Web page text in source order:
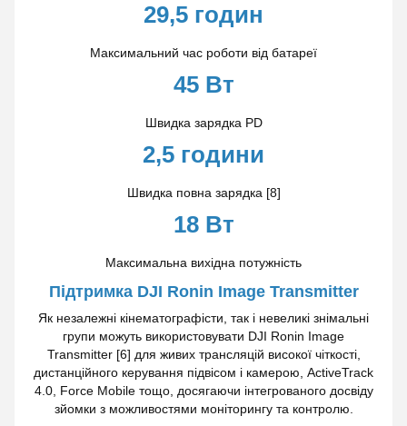
29,5 годин
Максимальний час роботи від батареї
45 Вт
Швидка зарядка PD
2,5 години
Швидка повна зарядка [8]
18 Вт
Максимальна вихідна потужність
Підтримка DJI Ronin Image Transmitter
Як незалежні кінематографісти, так і невеликі знімальні
групи можуть використовувати DJI Ronin Image
Transmitter [6] для живих трансляцій високої чіткості,
дистанційного керування підвісом і камерою, ActiveTrack
4.0, Force Mobile тощо, досягаючи інтегрованого досвіду
зйомки з можливостями моніторингу та контролю.